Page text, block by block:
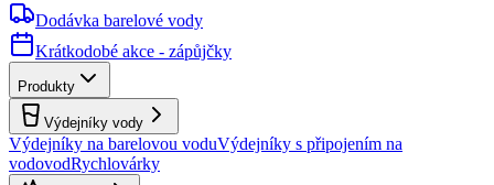
Dodávka barelové vody
Krátkodobé akce - zápůjčky
Produkty
Výdejníky vody
Výdejníky na barelovou voduVýdejníky s připojením na
vodovodRychlovárky